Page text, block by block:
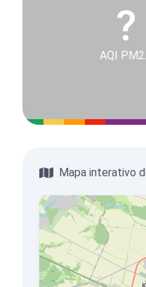
?
AQI
Mapa interativo